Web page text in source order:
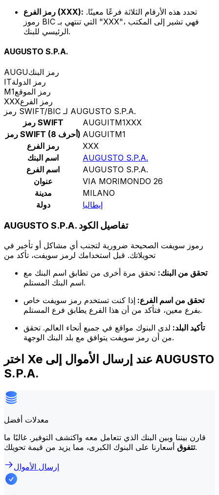
رمز الفرع (XXX):
رموز BIC التي تنتهي بـ "XXX"، فهي تشير إلى المكتب
الرئيسي للبنك.
AUGUSTO S.P.A.
AUGUرمز البنك
ITرمز الدولة
M1رمز الموقع
XXXرمز الفرع
رمز SWIFT/BIC لـ AUGUSTO S.P.A.
رمز SWIFT
AUGUITM1XXX
رمز SWIFT (8 أحرف) AUGUITM1
رمز الفرع
XXX
اسم البنك
AUGUSTO S.P.A.
اسم الفرع
AUGUSTO S.P.A.
عنوان
VIA MORIMONDO 26
مدينة
MILANO
دولة
إيطاليا
AUGUSTO S.P.A. تفاصيل الكود
رموز سويفت الصحيحة ضرورية لتجنب أي مشاكل أو تأخير في
تحويلاتك. قبل استخدامك لرمز سويفت، تأكد من
تحقق من البنك: تحقق مرة أخرى من تطابق اسم البنك مع
اسم البنك المستلم.
تحقق من اسم الفرع: إذا كنت تستخدم رمز سويفت خاص
بفرع معين، فتأكد من أن هذا الفرع يطابق فرع المستلم.
تأكيد البلد: لدى البنوك مواقع في جميع أنحاء العالم. تحقق
من أن رمز سويفت يتوافق مع بلد البنك الوجهة.
اختر Xe عند إرسال الأموال إلى AUGUSTO
S.P.A.
معدلات أفضل
قارن بيننا وبين البنك الذي تتعامل معه واكتشف التوفير. غالبًا ما
تتفوقأسعارنا على البنوك الكبرى، مما يزيد من قيمة تحويلك.
إرسال الأموال